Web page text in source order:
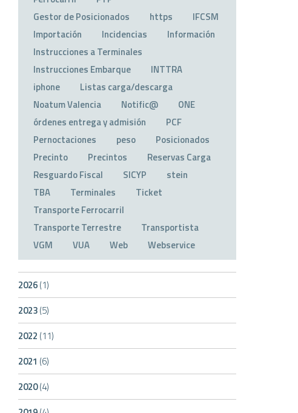
Gestor de Posicionados
https
IFCSM
Importación
Incidencias
Información
Instrucciones a Terminales
Instrucciones Embarque
INTTRA
iphone
Listas carga/descarga
Noatum Valencia
Notific@
ONE
órdenes entrega y admisión
PCF
Pernoctaciones
peso
Posicionados
Precinto
Precintos
Reservas Carga
Resguardo Fiscal
SICYP
stein
TBA
Terminales
Ticket
Transporte Ferrocarril
Transporte Terrestre
Transportista
VGM
VUA Web Webservice
2026(1)
2023(5)
2022 (11)
2021 (6)
2020(4)